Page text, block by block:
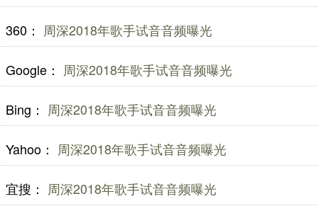
360： 周深2018年歌手试音音频曝光
Google： 周深2018年歌手试音音频曝光
Bing： 周深2018年歌手试音音频曝光
Yahoo： 周深2018年歌手试音音频曝光
宜搜： 周深2018年歌手试音音频曝光